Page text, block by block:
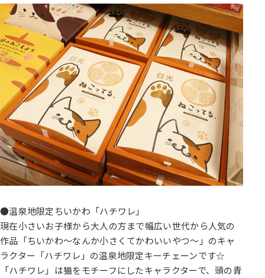
●温泉地限定ちいかわ「ハチワレ」
現在小さいお子様から大人の方まで幅広い世代から人気の
作品「ちいかわ～なんか小さくてかわいいやつ～」のキャ
ラクター「ハチワレ」の温泉地限定キーチェーンです☆
「ハチワレ」は猫をモチーフにしたキャラクターで、頭の青